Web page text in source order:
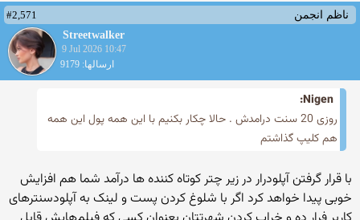
ناظم انجمن
#2,571
Streetwalker
9 Jul 2026 10:47
ارسالها: 9179
Nigen:
روزی 20 سنت درامدش . حالا چکار بکنیم با این همه پول این همه
هم کلیپ گذاشتم
با قرار گرفتن آپلودرار در زیر چتر کوتاه کننده ها درآمد شما هم افزایش
خوبی پیدا خواهد کرد اگر با شلوغ کردن پست و لینک به آپلودسنترهای